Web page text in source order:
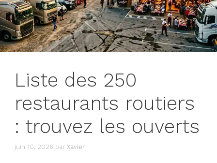
Liste des 250
restaurants routiers
: trouvez les ouverts
juin 10, 2026 par Xavier